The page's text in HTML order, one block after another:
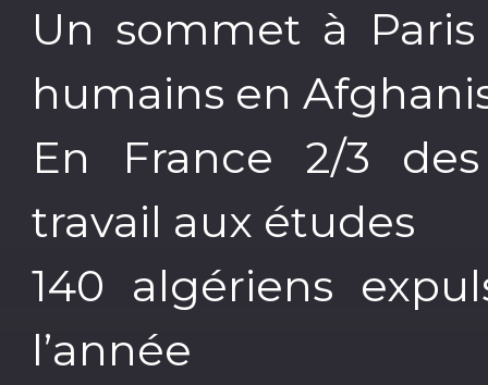
Un sommet à
humains en
En France 2/3
travail aux études
140 algériens
l’année